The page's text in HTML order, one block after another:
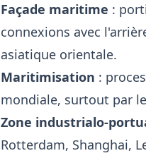
Façade maritime :
connexions avec
asiatique orientale.
Maritimisation :
mondiale, surtout par
Zone industrialo-
Rotterdam, Shanghai,